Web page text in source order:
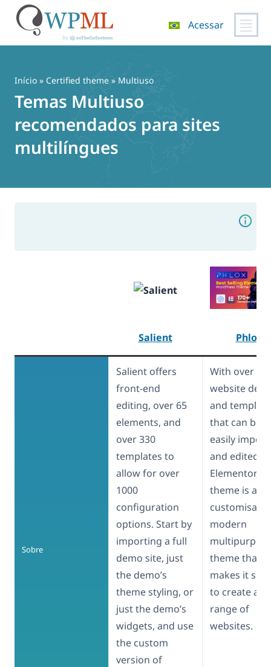
Acessar
Início » Certified theme » Multiuso
Temas Multiuso
recomendados para sites
multilíngues
Salient Phlox
Sobre
Salient offers
front-end
editing, over 65
elements, and
over 330
templates to
allow for over
1000
configuration
options. Start by
importing a full
demo site, just
the demo’s
theme styling, or
just the demo’s
widgets, and use
the custom
version of
With over
website
and
that can be
easily
and edited in
Elementor,
theme is a
customisable
modern
theme that
makes it
to create a
range of
websites.